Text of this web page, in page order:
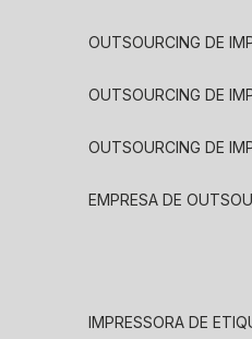
OUTSOURCING DE
OUTSOURCING DE
OUTSOURCING DE
EMPRESA DE
IMPRESSORA DE